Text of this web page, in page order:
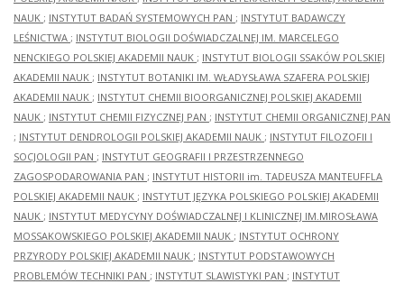
NAUK ; INSTYTUT BADAŃ SYSTEMOWYCH PAN ; INSTYTUT BADAWCZY
LEŚNICTWA ; INSTYTUT BIOLOGII DOŚWIADCZALNEJ IM. MARCELEGO
NENCKIEGO POLSKIEJ AKADEMII NAUK ; INSTYTUT BIOLOGII SSAKÓW POLSKIEJ
AKADEMII NAUK ; INSTYTUT BOTANIKI IM. WŁADYSŁAWA SZAFERA POLSKIEJ
AKADEMII NAUK ; INSTYTUT CHEMII BIOORGANICZNEJ POLSKIEJ AKADEMII
NAUK ; INSTYTUT CHEMII FIZYCZNEJ PAN ; INSTYTUT CHEMII ORGANICZNEJ PAN
; INSTYTUT DENDROLOGII POLSKIEJ AKADEMII NAUK ; INSTYTUT FILOZOFII I
SOCJOLOGII PAN ; INSTYTUT GEOGRAFII I PRZESTRZENNEGO
ZAGOSPODAROWANIA PAN ; INSTYTUT HISTORII im. TADEUSZA MANTEUFFLA
POLSKIEJ AKADEMII NAUK ; INSTYTUT JĘZYKA POLSKIEGO POLSKIEJ AKADEMII
NAUK ; INSTYTUT MEDYCYNY DOŚWIADCZALNEJ I KLINICZNEJ IM.MIROSŁAWA
MOSSAKOWSKIEGO POLSKIEJ AKADEMII NAUK ; INSTYTUT OCHRONY
PRZYRODY POLSKIEJ AKADEMII NAUK ; INSTYTUT PODSTAWOWYCH
PROBLEMÓW TECHNIKI PAN ; INSTYTUT SLAWISTYKI PAN ; INSTYTUT